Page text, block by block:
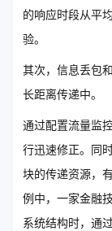
的响应时段从平
验。
其次，信息丢包
长距离传递中。
通过配置流量监
行迅速修正。同
块的传递资源，
例中，一家金融
系统结构时，通